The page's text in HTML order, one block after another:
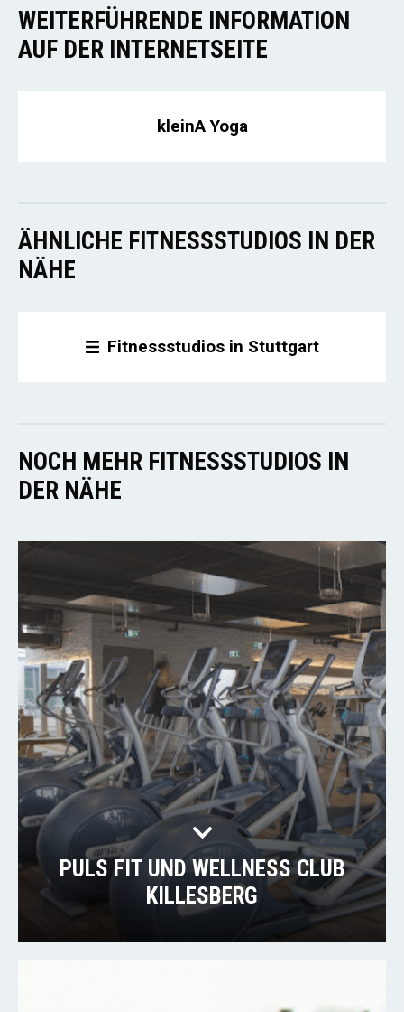
WEITERFÜHRENDE INFORMATION
AUF DER INTERNETSEITE
kleinA Yoga
ÄHNLICHE FITNESSSTUDIOS IN DER
NÄHE
Fitnessstudios in Stuttgart
NOCH MEHR FITNESSSTUDIOS IN
DER NÄHE
PULS FIT UND WELLNESS CLUB
KILLESBERG